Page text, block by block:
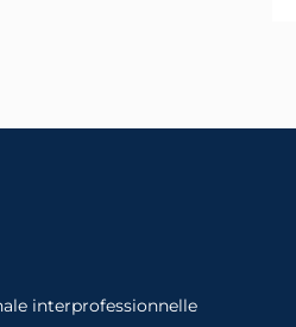
interprofessionnelle